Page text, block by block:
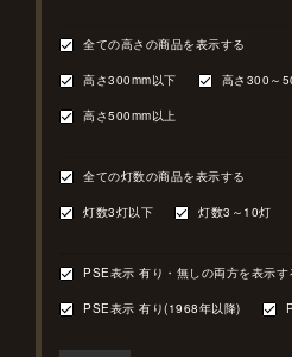
全ての高さの商品を表示する
高さ300mm以下 高さ300～
高さ500mm以上
全ての灯数の商品を表示する
灯数3灯以下 灯数3～10灯
PSE表示 有り・無しの両方を表示す
PSE表示 有り(1968年以降)